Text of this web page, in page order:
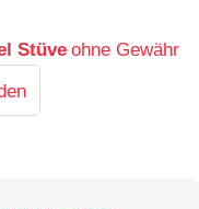
Stüve ohne Gewähr